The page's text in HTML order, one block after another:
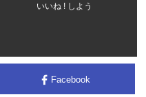
いいね ! しよう
Facebook